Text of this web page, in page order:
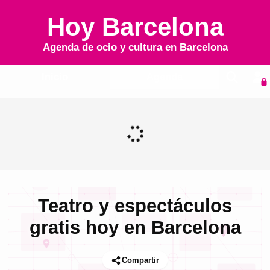
Hoy Barcelona
Agenda de ocio y cultura en Barcelona
Teatro y espectáculos
gratis hoy en Barcelona
Compartir